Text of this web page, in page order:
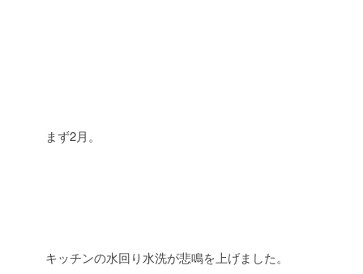
まず2月。
キッチンの水回り水洗が悲鳴を上げました。